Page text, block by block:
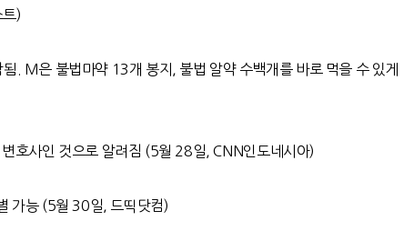
트)
됨 . M은 불법마약13개 봉지 , 불법 알약 수백개를 바로 먹을 수 있게
호사인 것으로 알려짐 (5월 28일, CNN인도네시아)
가능 (5월 30일, 드띡닷컴)